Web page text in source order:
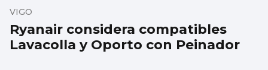
Ryanair considera compatibles
Lavacolla y Oporto con Peinador
VIGO